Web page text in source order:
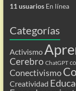
11 usuariosEn línea
Categorías
Activismo
Cerebro ChatGPT
Conectivismo
Creatividad